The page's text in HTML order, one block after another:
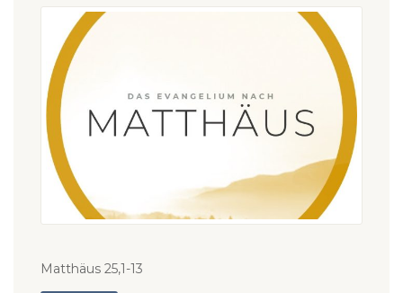
Matthäus 25,1-13